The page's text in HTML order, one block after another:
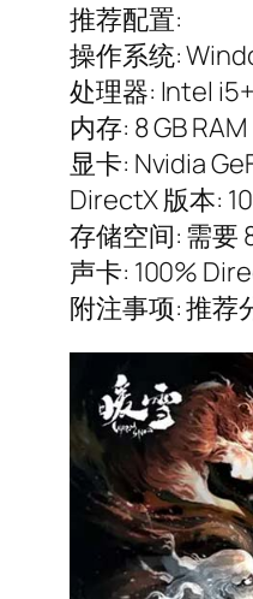
推荐配置:
操作系统:
处理器: Intel i5+
内存: 8 GB RAM
显卡: Nvidia
DirectX 版本: 10
存储空间: 需要
声卡: 100%
附注事项: 推荐